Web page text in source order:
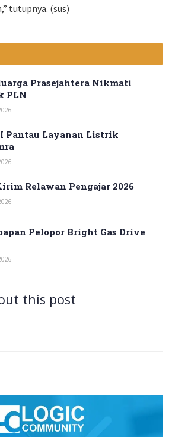
tutupnya. (sus)
Prasejahtera Nikmati
PLN
Pantau Layanan Listrik
Relawan Pengajar 2026
Pelopor Bright Gas Drive
this post